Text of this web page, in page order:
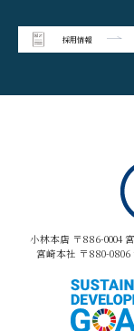
採用情報
小林本店 〒886-0004
宮崎本社 〒880-0806